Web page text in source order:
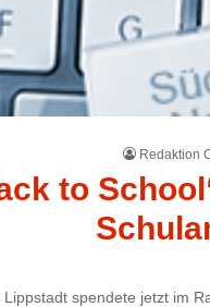
Redaktion
to
spendete jetzt im